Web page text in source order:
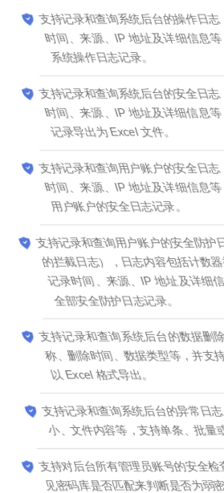
支持记录和查询系统后台的操作日志，
时间、来源、IP 地址及详细信息等，
系统操作日志记录。
支持记录和查询系统后台的安全日志，
时间、来源、IP 地址及详细信息等，
记录导出为 Excel 文件。
支持记录和查询用户账户的安全日志，
时间、来源、IP 地址及详细信息等，
用户账户的安全日志记录。
支持记录和查询用户账户的安全防护日
的拦截日志），日志内容包括计数器
记录时间、来源、IP 地址及详细信息
全部安全防护日志记录。
支持记录和查询系统后台的数据删除
称、删除时间、数据类型等，并支持
以 Excel 格式导出。
支持记录和查询系统后台的异常日志，
小、文件内容等，支持单条、批量或直
支持对后台所有管理员账号的安全检查
见密码库是否匹配来判断是否为弱密